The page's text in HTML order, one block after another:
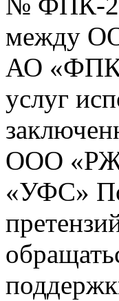
между
АО
услуг
ООО
«УФС»